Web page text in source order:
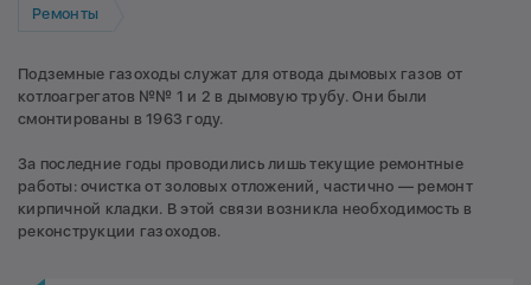
Ремонты
Подземные газоходы служат для отвода дымовых газов от
котлоагрегатов №№ 1 и 2 в дымовую трубу. Они были
смонтированы в 1963 году.
За последние годы проводились лишь текущие ремонтные
работы: очистка от золовых отложений, частично — ремонт
кирпичной кладки. В этой связи возникла необходимость в
реконструкции газоходов.